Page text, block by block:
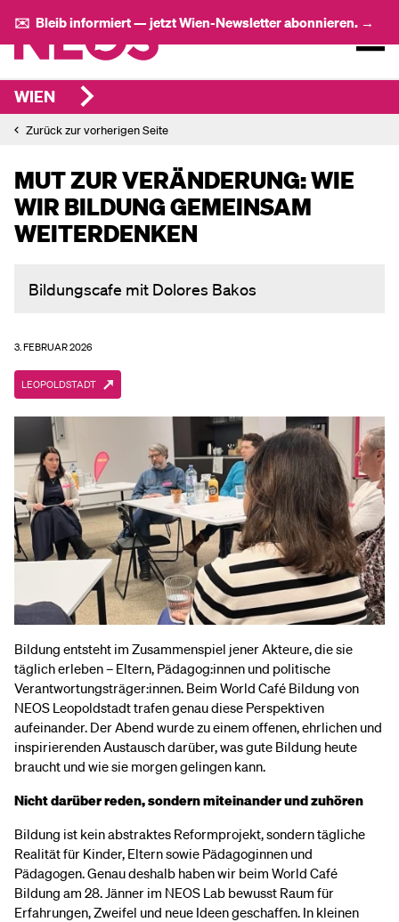
✉️ Bleib informiert — jetzt Wien-Newsletter abonnieren. →
WIEN
Zurück zur vorherigen Seite
MUT ZUR VERÄNDERUNG: WIE
WIR BILDUNG GEMEINSAM
WEITERDENKEN
Bildungscafe mit Dolores Bakos
3. FEBRUAR 2026
LEOPOLDSTADT
Bildung entsteht im Zusammenspiel jener Akteure, die sie
täglich erleben – Eltern, Pädagog:innen und politische
Verantwortungsträger:innen. Beim World Café Bildung von
NEOS Leopoldstadt trafen genau diese Perspektiven
aufeinander. Der Abend wurde zu einem offenen, ehrlichen und
inspirierenden Austausch darüber, was gute Bildung heute
braucht und wie sie morgen gelingen kann.
Nicht darüber reden, sondern miteinander und zuhören
Bildung ist kein abstraktes Reformprojekt, sondern tägliche
Realität für Kinder, Eltern sowie Pädagoginnen und
Pädagogen. Genau deshalb haben wir beim World Café
Bildung am 28. Jänner im NEOS Lab bewusst Raum für
Erfahrungen, Zweifel und neue Ideen geschaffen. In kleinen